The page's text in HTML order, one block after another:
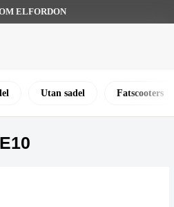
ELFORDON
Utan sadel Fatscooters